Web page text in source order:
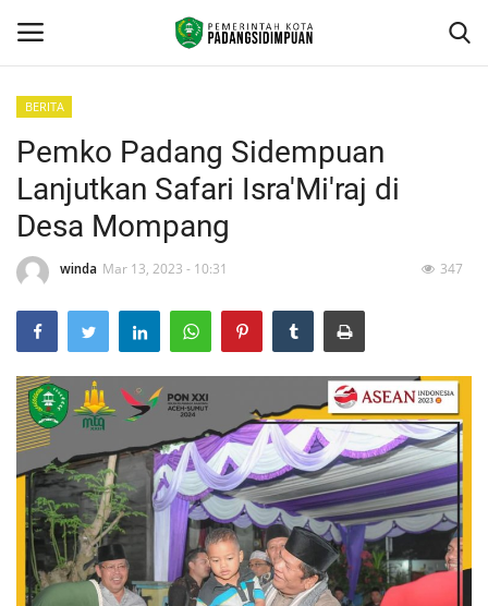
Beranda
KONTAK
Contact
arcgis
PROFILE
GEOGRAFIS DAERAH
DEMOGRAFI
PEMERINTAHAN
SEJARAH
BERITA
Pemko Padang Sidempuan
Lanjutkan Safari Isra'Mi'raj di
Desa Mompang
winda Mar 13, 2023 - 10:31 347